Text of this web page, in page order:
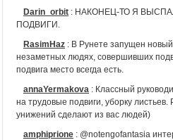
Darin_orbit : НАКОНЕЦ-ТО Я
ПОДВИГИ.
RasimHaz : В Рунете запущен
незаметных людях, совершивших
подвига место всегда есть.
annaYermakova : Классный
на трудовые подвиги, уборку
унижений сделают из вас людей)
amphiprione : @notengofantasia